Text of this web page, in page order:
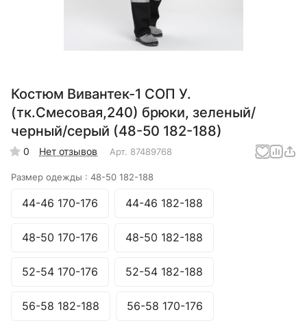
Костюм Вивантек-1 СОП У.
(тк.Смесовая,240) брюки, зеленый/
черный/серый (48-50 182-188)
0 Нет отзывов Арт. 87489768
Размер одежды : 48-50 182-188
44-46 170-176 44-46 182-188
48-50 170-176 48-50 182-188
52-54 170-176 52-54 182-188
56-58 182-188 56-58 170-176